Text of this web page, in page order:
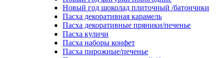
Новый год шоколад плиточный /батончики
Пасха декоративная карамель
Пасха декоративные пряники/печенье
Пасха куличи
Пасха наборы конфет
Пасха пирожные/печенье